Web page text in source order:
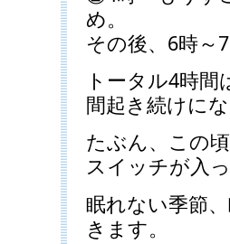
め。
その後、6時～
トータル4時
間起き続けに
たぶん、この
スイッチが入
眠れない季節
きます。